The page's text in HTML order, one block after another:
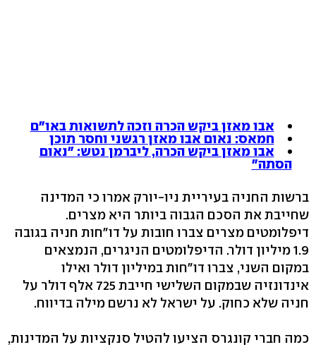
אבו מאזן ביקש הכרה וזכה לתשואות באו"ם
חמאס: נאום אבו מאזן רגשני וחסר תוכן
אבו מאזן ביקש הכרה, ליברמן נטש: "נאום
הסתה"
ברשות החניה בעיריית ניו-יורק אמרו כי המדינה
שחייבת את הסכם הגבוה ביותר היא מצרים.
דיפלומטים מצרים צברו חובות על דו"חות חניה בגובה
1.9 מיליון דולר. הדיפלומטים הניגרים, הנמצאים
במקום השני, צברו דו"חות במיליון דולר ואילו
אינדונזיה שבמקום השלישי חייבת 725 אלף דולר על
חניה שלא כחוק. על ישראל לא נרשם מילה בדיווח.
כמה חברי קונגרס הציעו להטיל סנקציות על המדינות,